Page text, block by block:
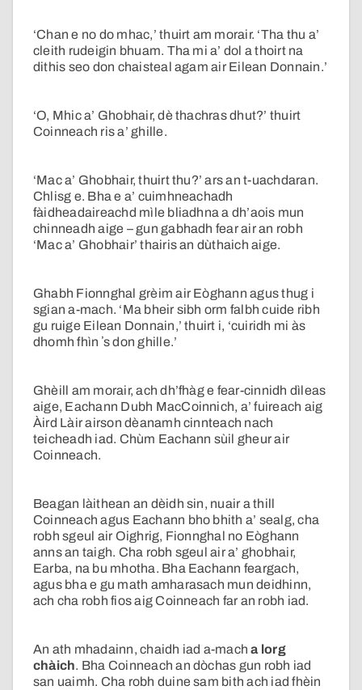
‘Chan e no do mhac,’ thuirt am morair. ‘Tha thu a’
cleith rudeigin bhuam. Tha mi a’ dol a thoirt na
dithis seo don chaisteal agam air Eilean Donnain.’
‘O, Mhic a’ Ghobhair, dè thachras dhut?’ thuirt
Coinneach ris a’ ghille.
‘Mac a’ Ghobhair, thuirt thu?’ ars an t-uachdaran.
Chlisg e. Bha e a’ cuimhneachadh
fàidheadaireachd mìle bliadhna a dh’aois mun
chinneadh aige – gun gabhadh fear air an robh
‘Mac a’ Ghobhair’ thairis an dùthaich aige.
Ghabh Fionnghal grèim air Eòghann agus thug i
sgian a-mach. ‘Ma bheir sibh orm falbh cuide ribh
gu ruige Eilean Donnain,’ thuirt i, ‘cuiridh mi às
dhomh fhìn ʼs don ghille.’
Ghèill am morair, ach dh’fhàg e fear-cinnidh dìleas
aige, Eachann Dubh MacCoinnich, a’ fuireach aig
Àird Làir airson dèanamh cinnteach nach
teicheadh iad. Chùm Eachann sùil gheur air
Coinneach.
Beagan làithean an dèidh sin, nuair a thill
Coinneach agus Eachann bho bhith a’ sealg, cha
robh sgeul air Oighrig, Fionnghal no Eòghann
anns an taigh. Cha robh sgeul air a’ ghobhair,
Earba, na bu mhotha. Bha Eachann feargach,
agus bha e gu math amharasach mun deidhinn,
ach cha robh fios aig Coinneach far an robh iad.
An ath mhadainn, chaidh iad a-macha lorg
chàich. Bha Coinneach an dòchas gun robh iad
san uaimh. Cha robh duine sam bith ach iad fhèin